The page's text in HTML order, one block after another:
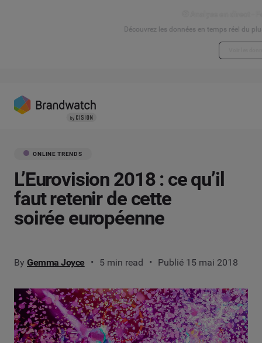
Découvrez les données en temps réel du
ONLINE TRENDS
L’Eurovision 2018 : ce qu’il
faut retenir de cette
soirée européenne
By Gemma Joyce 5 min read Publié 15 mai 2018